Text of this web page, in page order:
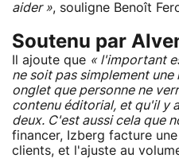
aider », souligne Benoît
Soutenu par
Il ajoute que « l'important
ne soit pas simplement
onglet que personne ne
contenu éditorial, et qu'il y
deux. C'est aussi cela que
financer, Izberg facture
clients, et l'ajuste au